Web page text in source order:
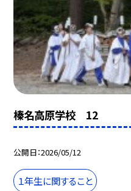
榛名高原学校 12
公開日 2026/05/12
１年生に関すること